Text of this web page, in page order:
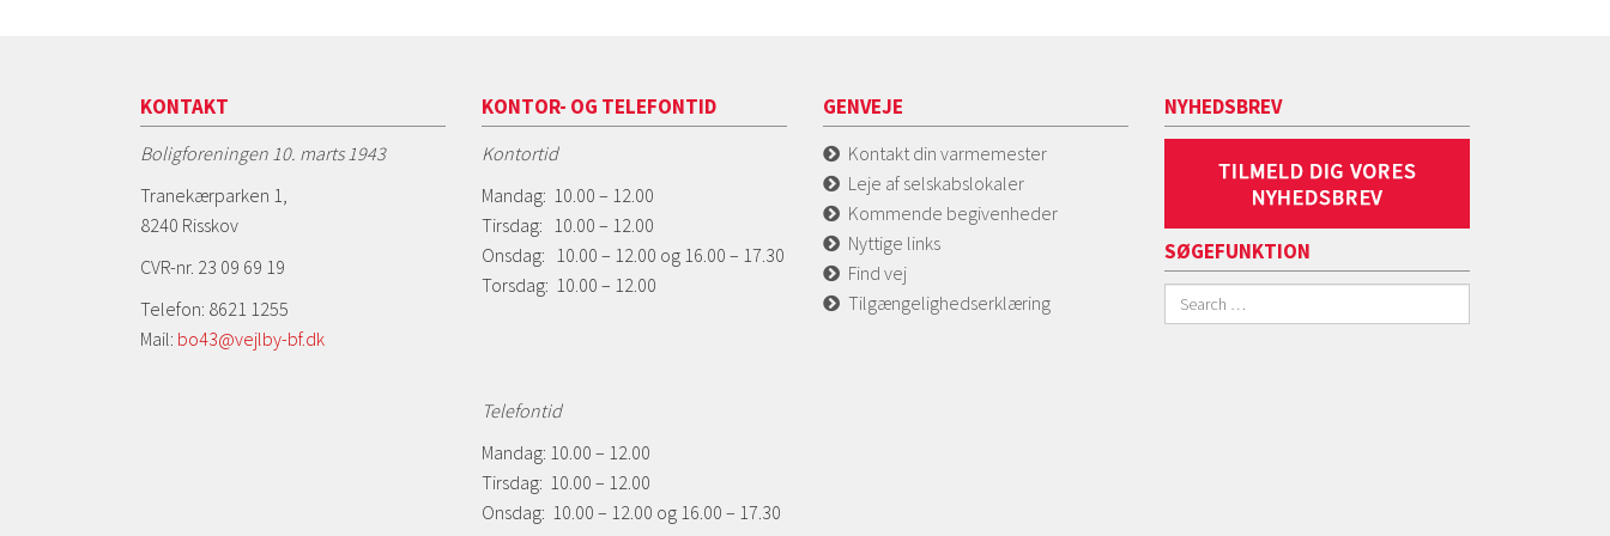
KONTAKT
Boligforeningen 10. marts 1943
Tranekærparken 1,
8240 Risskov
CVR-nr. 23 09 69 19
Telefon: 8621 1255
Mail: bo43@vejlby-bf.dk
KONTOR- OG TELEFONTID
Kontortid
Mandag: 10.00 – 12.00
Tirsdag: 10.00 – 12.00
Onsdag: 10.00 – 12.00 og 16.00 – 17.30
Torsdag: 10.00 – 12.00
Telefontid
Mandag: 10.00 – 12.00
Tirsdag: 10.00 – 12.00
Onsdag: 10.00 – 12.00 og 16.00 – 17.30
GENVEJE
Kontakt din varmemester
Leje af selskabslokaler
Kommende begivenheder
Nyttige links
Find vej
Tilgængelighedserklæring
NYHEDSBREV
SØGEFUNKTION